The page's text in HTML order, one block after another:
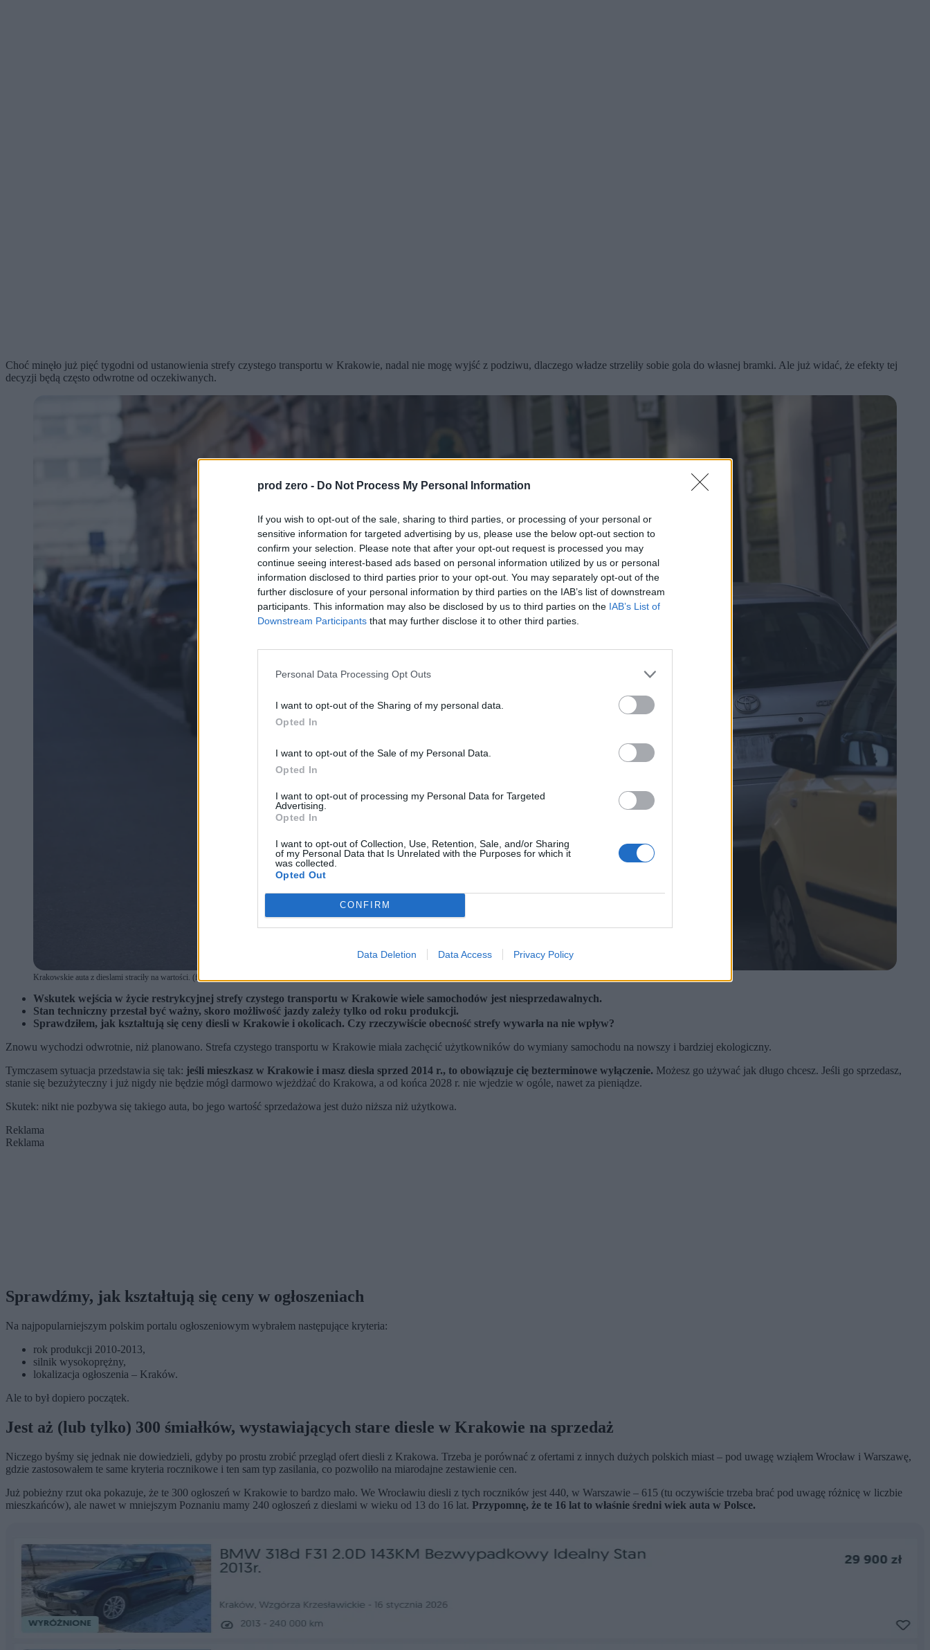
prod zero - Do Not Process My Personal Information
If you wish to opt-out of the sale, sharing to third parties, or processing of your personal or
sensitive information for targeted advertising by us, please use the below opt-out section to
confirm your selection. Please note that after your opt-out request is processed you may
continue seeing interest-based ads based on personal information utilized by us or personal
information disclosed to third parties prior to your opt-out. You may separately opt-out of the
further disclosure of your personal information by third parties on the IAB’s list of downstream
participants. This information may also be disclosed by us to third parties on the IAB’s List of
Downstream Participants that may further disclose it to other third parties.
Personal Data Processing Opt Outs
I want to opt-out of the Sharing of my personal data.
Opted In
I want to opt-out of the Sale of my Personal Data.
Opted In
I want to opt-out of processing my Personal Data for Targeted
Advertising.
Opted In
I want to opt-out of Collection, Use, Retention, Sale, and/or Sharing
of my Personal Data that Is Unrelated with the Purposes for which it
was collected.
Opted Out
CONFIRM
Data Deletion Data Access Privacy Policy
Choć minęło już pięć tygodni od ustanowienia strefy czystego transportu w Krakowie, nadal nie mogę wyjść z podziwu, dlaczego władze strzeliły sobie gola do własnej bramki. Ale już widać, że efekty tej
decyzji będą często odwrotne od oczekiwanych.
Krakowskie auta z dieslami straciły na wartości. (fot. ANDRZEJ BANAS / POLSKA PRESS / East News)
Wskutek wejścia w życie restrykcyjnej strefy czystego transportu w Krakowie wiele samochodów jest niesprzedawalnych.
Stan techniczny przestał być ważny, skoro możliwość jazdy zależy tylko od roku produkcji.
Sprawdziłem, jak kształtują się ceny diesli w Krakowie i okolicach. Czy rzeczywiście obecność strefy wywarła na nie wpływ?
Znowu wychodzi odwrotnie, niż planowano. Strefa czystego transportu w Krakowie miała zachęcić użytkowników do wymiany samochodu na nowszy i bardziej ekologiczny.
Tymczasem sytuacja przedstawia się tak: jeśli mieszkasz w Krakowie i masz diesla sprzed 2014 r., to obowiązuje cię bezterminowe wyłączenie. Możesz go używać jak długo chcesz. Jeśli go sprzedasz,
stanie się bezużyteczny i już nigdy nie będzie mógł darmowo wjeżdżać do Krakowa, a od końca 2028 r. nie wjedzie w ogóle, nawet za pieniądze.
Skutek: nikt nie pozbywa się takiego auta, bo jego wartość sprzedażowa jest dużo niższa niż użytkowa.
Reklama
Reklama
Sprawdźmy, jak kształtują się ceny w ogłoszeniach
Na najpopularniejszym polskim portalu ogłoszeniowym wybrałem następujące kryteria:
rok produkcji 2010-2013,
silnik wysokoprężny,
lokalizacja ogłoszenia – Kraków.
Ale to był dopiero początek.
Jest aż (lub tylko) 300 śmiałków, wystawiających stare diesle w Krakowie na sprzedaż
Niczego byśmy się jednak nie dowiedzieli, gdyby po prostu zrobić przegląd ofert diesli z Krakowa. Trzeba je porównać z ofertami z innych dużych polskich miast – pod uwagę wziąłem Wrocław i Warszawę,
gdzie zastosowałem te same kryteria rocznikowe i ten sam typ zasilania, co pozwoliło na miarodajne zestawienie cen.
Już pobieżny rzut oka pokazuje, że te 300 ogłoszeń w Krakowie to bardzo mało. We Wrocławiu diesli z tych roczników jest 440, w Warszawie – 615 (tu oczywiście trzeba brać pod uwagę różnicę w liczbie
mieszkańców), ale nawet w mniejszym Poznaniu mamy 240 ogłoszeń z dieslami w wieku od 13 do 16 lat. Przypomnę, że te 16 lat to właśnie średni wiek auta w Polsce.